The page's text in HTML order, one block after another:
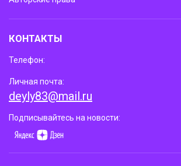
КОНТАКТЫ
Телефон:
Личная почта:
deyly83@mail.ru
Подписывайтесь на новости: